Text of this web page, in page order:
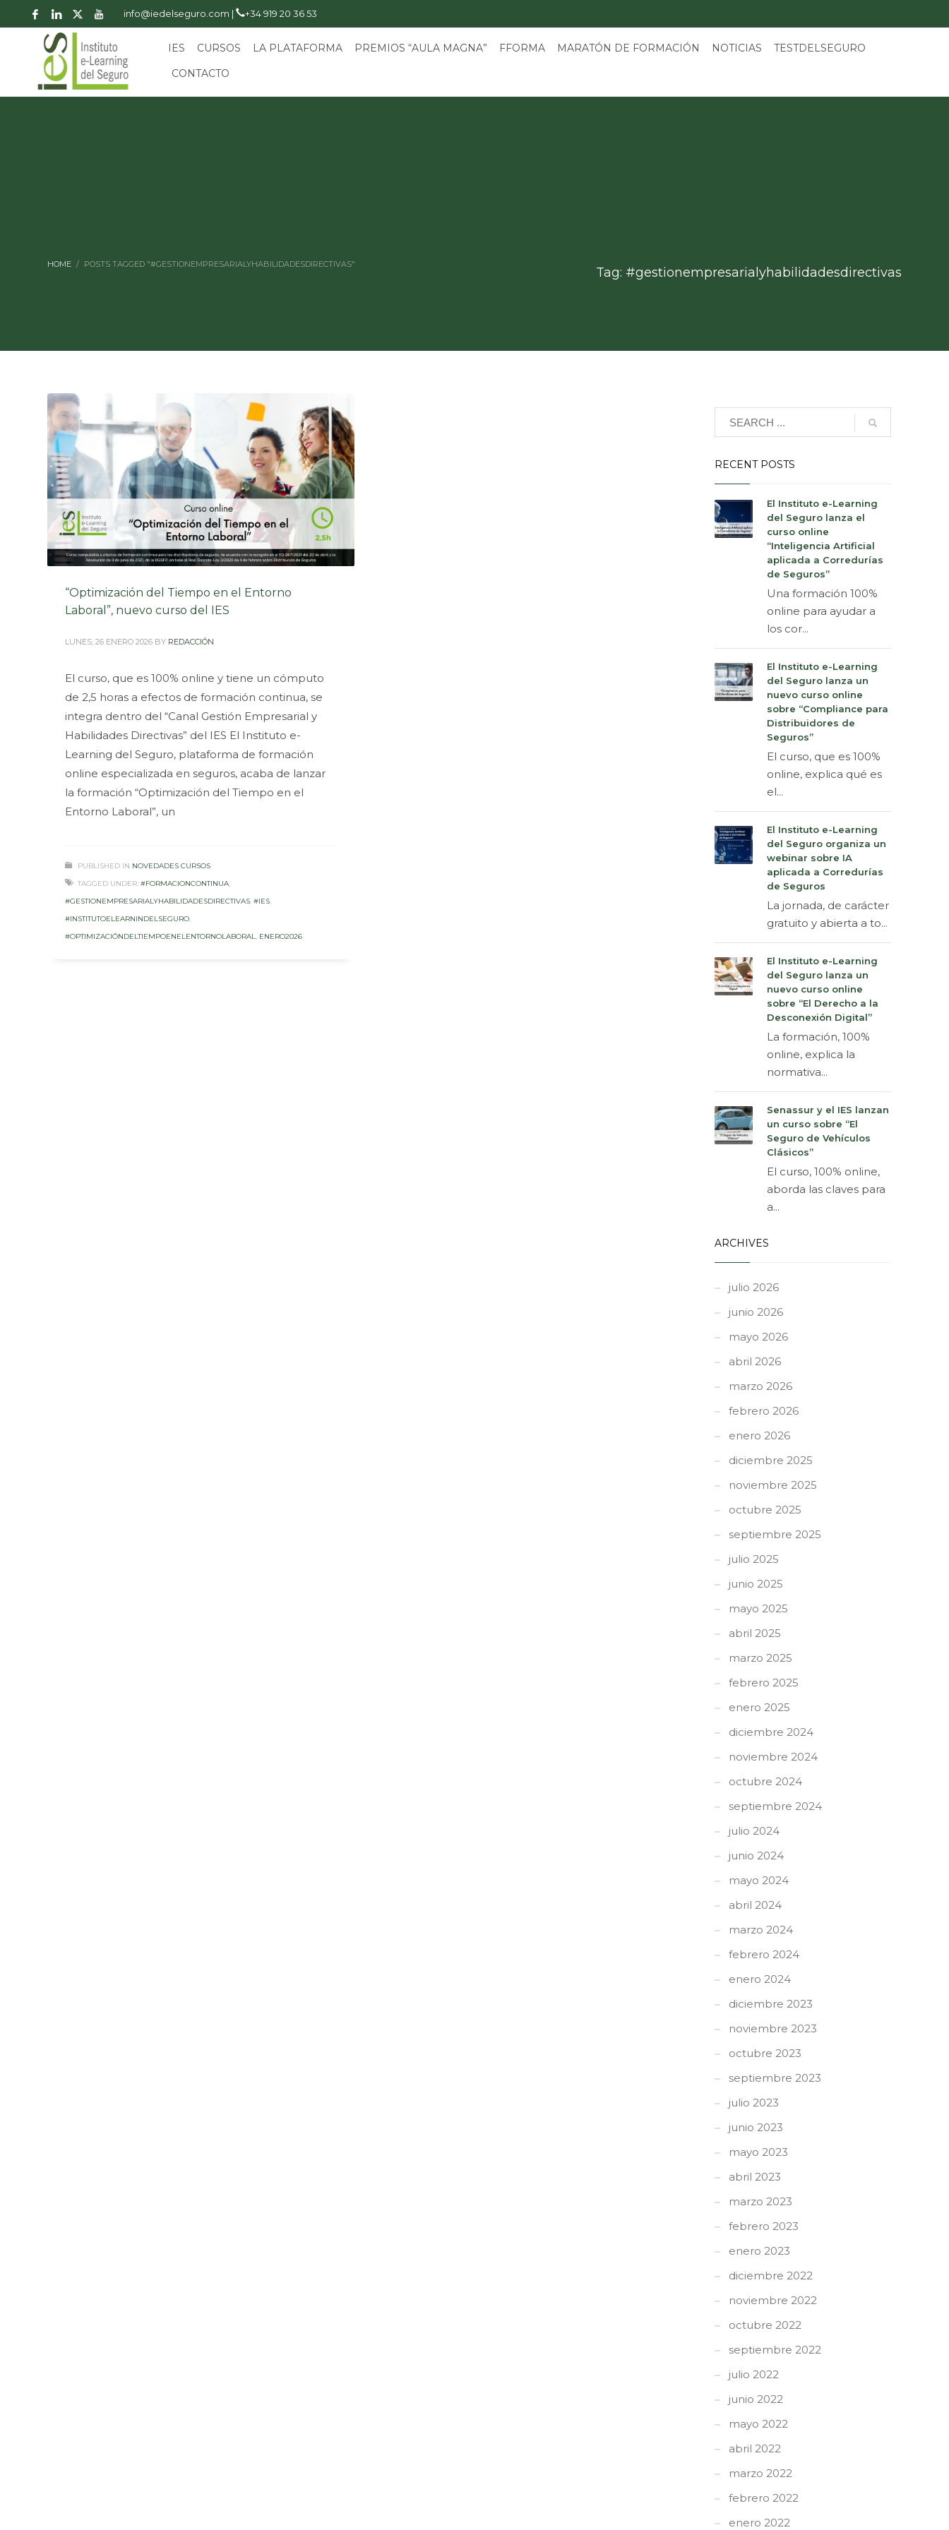
info@iedelseguro.com | +34 919 20 36 53
IES CURSOS LA PLATAFORMA PREMIOS “AULA MAGNA” FFORMA MARATÓN DE FORMACIÓN NOTICIAS
TESTDELSEGURO
CONTACTO
HOME POSTS TAGGED "#GESTIONEMPRESARIALYHABILIDADESDIRECTIVAS"
Tag: #gestionempresarialyhabilidadesdirectivas
“Optimización del Tiempo en el Entorno
Laboral”, nuevo curso del IES
LUNES, 26 ENERO 2026 BY REDACCIÓN
El curso, que es 100% online y tiene un cómputo
de 2,5 horas a efectos de formación continua, se
integra dentro del “Canal Gestión Empresarial y
Habilidades Directivas” del IES El Instituto e-
Learning del Seguro, plataforma de formación
online especializada en seguros, acaba de lanzar
la formación “Optimización del Tiempo en el
Entorno Laboral”, un
PUBLISHED IN NOVEDADES CURSOS
TAGGED UNDER: #FORMACIONCONTINUA,
#GESTIONEMPRESARIALYHABILIDADESDIRECTIVAS, #IES,
#INSTITUTOELEARNINDELSEGURO,
#OPTIMIZACIÓNDELTIEMPOENELENTORNOLABORAL, ENERO2026
RECENT POSTS
El Instituto e-Learning
del Seguro lanza el
curso online
“Inteligencia Artificial
aplicada a Corredurías
de Seguros”
Una formación 100%
online para ayudar a
los cor...
El Instituto e-Learning
del Seguro lanza un
nuevo curso online
sobre “Compliance para
Distribuidores de
Seguros”
El curso, que es 100%
online, explica qué es
el...
El Instituto e-Learning
del Seguro organiza un
webinar sobre IA
aplicada a Corredurías
de Seguros
La jornada, de carácter
gratuito y abierta a to...
El Instituto e-Learning
del Seguro lanza un
nuevo curso online
sobre “El Derecho a la
Desconexión Digital”
La formación, 100%
online, explica la
normativa...
Senassur y el IES lanzan
un curso sobre “El
Seguro de Vehículos
Clásicos”
El curso, 100% online,
aborda las claves para
a...
ARCHIVES
julio 2026
junio 2026
mayo 2026
abril 2026
marzo 2026
febrero 2026
enero 2026
diciembre 2025
noviembre 2025
octubre 2025
septiembre 2025
julio 2025
junio 2025
mayo 2025
abril 2025
marzo 2025
febrero 2025
enero 2025
diciembre 2024
noviembre 2024
octubre 2024
septiembre 2024
julio 2024
junio 2024
mayo 2024
abril 2024
marzo 2024
febrero 2024
enero 2024
diciembre 2023
noviembre 2023
octubre 2023
septiembre 2023
julio 2023
junio 2023
mayo 2023
abril 2023
marzo 2023
febrero 2023
enero 2023
diciembre 2022
noviembre 2022
octubre 2022
septiembre 2022
julio 2022
junio 2022
mayo 2022
abril 2022
marzo 2022
febrero 2022
enero 2022